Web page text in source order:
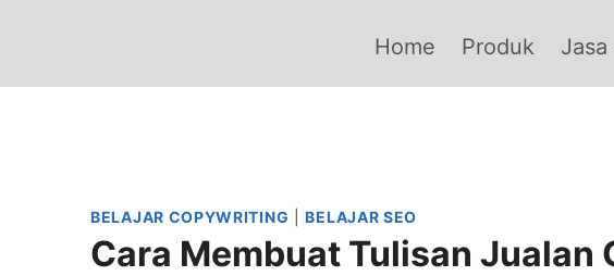
Home Produk Jasa
BELAJAR COPYWRITING |BELAJAR SEO
Cara Membuat Tulisan Jualan